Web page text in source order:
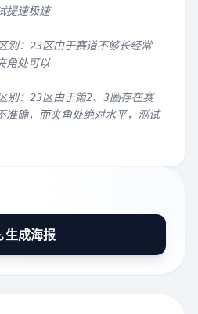
提速极速
别：23区由于赛道不够长经常
角处可以
别：23区由于第2、3圈存在赛
准确，而夹角处绝对水平，测试
生成海报